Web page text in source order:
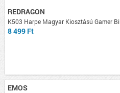
REDRAGON
K503 Harpe Magyar Kiosztású Gamer
8 499 Ft
EMOS